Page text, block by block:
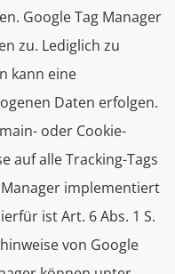
Google Tag Manager
zu. Lediglich zu
kann eine
Daten erfolgen.
oder Cookie-
auf alle Tracking-Tags
implementiert
ist Art. 6 Abs. 1 S.
von Google